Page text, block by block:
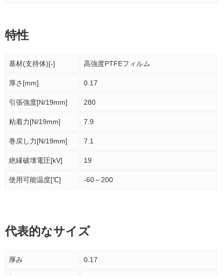
特性
基材(支持体)[-] 高強度PTFEフィルム
厚さ[mm] 0.17
引張強度[N/19mm] 280
粘着力[N/19mm] 7.9
巻戻し力[N/19mm] 7.1
絶縁破壊電圧[kV] 19
使用可能温度[℃] -60～200
代表的なサイズ
厚み 0.17